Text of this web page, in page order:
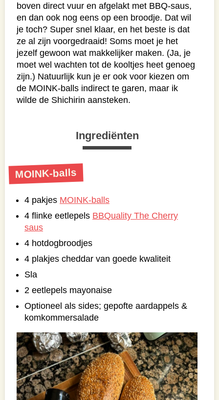
boven direct vuur en afgelakt met BBQ-saus,
en dan ook nog eens op een broodje. Dat wil
je toch? Super snel klaar, en het beste is dat
ze al zijn voorgedraaid! Soms moet je het
jezelf gewoon wat makkelijker maken. (Ja, je
moet wel wachten tot de kooltjes heet genoeg
zijn.) Natuurlijk kun je er ook voor kiezen om
de MOINK-balls indirect te garen, maar ik
wilde de Shichirin aansteken.
Ingrediënten
MOINK-balls
4 pakjes MOINK-balls
4 flinke eetlepels BBQuality The Cherry
saus
4 hotdogbroodjes
4 plakjes cheddar van goede kwaliteit
Sla
2 eetlepels mayonaise
Optioneel als sides; gepofte aardappels &
komkommersalade